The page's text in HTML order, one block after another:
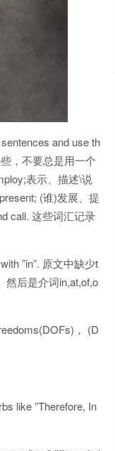
and use th
，不要总是用一个
表示、描述\说
(谁)发展、提
call. 这些词汇记录
”in”. 原文中缺少t
然后是介词in,at,of,o
， (D
like ”Therefore, In